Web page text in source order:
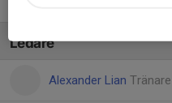
Ledare
Alexander Lian Tränare